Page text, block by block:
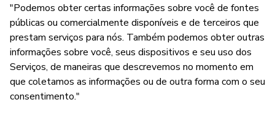
"Podemos obter certas informações sobre você de fontes
públicas ou comercialmente disponíveis e de terceiros que
prestam serviços para nós. Também podemos obter outras
informações sobre você, seus dispositivos e seu uso dos
Serviços, de maneiras que descrevemos no momento em
que coletamos as informações ou de outra forma com o seu
consentimento."